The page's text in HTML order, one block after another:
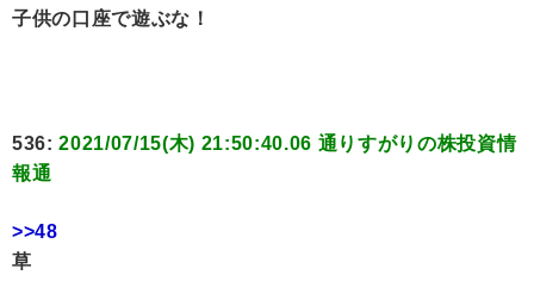
子供の口座で遊ぶな！
536:2021/07/15(木) 21:50:40.06 通りすがりの株投資情
報通
>>48
草